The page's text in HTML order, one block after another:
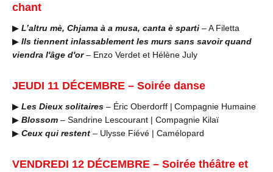
chant
▶ L’altru mè, Chjama à a musa, canta è sparti – A Filetta
▶ Ils tiennent inlassablement les murs sans savoir quand
viendra l'âge d'or– Enzo Verdet et Hélène July
JEUDI 11 DÉCEMBRE – Soirée danse
▶ Les Dieux solitaires – Éric Oberdorff | Compagnie Humaine
▶ Blossom – Sandrine Lescourant | Compagnie Kilaï
▶ Ceux qui restent – Ulysse Fiévé | Camélopard
VENDREDI 12 DÉCEMBRE – Soirée théâtre et